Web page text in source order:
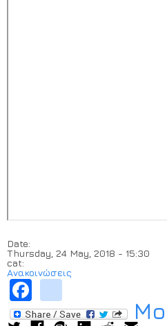
Date:
Thursday, 24 May, 2018 - 15:30
cat:
Ανακοινώσεις